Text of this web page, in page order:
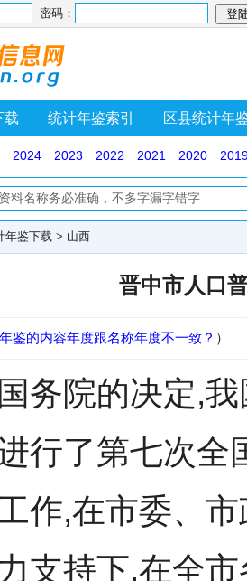
密码：
载 统计年鉴索引 区县统计年
2024 2023 2022 2021 2020
年鉴下载 > 山西
晋中市人口
鉴的内容年度跟名称年度不一致？ ）
务院的决定,
行了第七次全
作,在市委、
支持下,在全